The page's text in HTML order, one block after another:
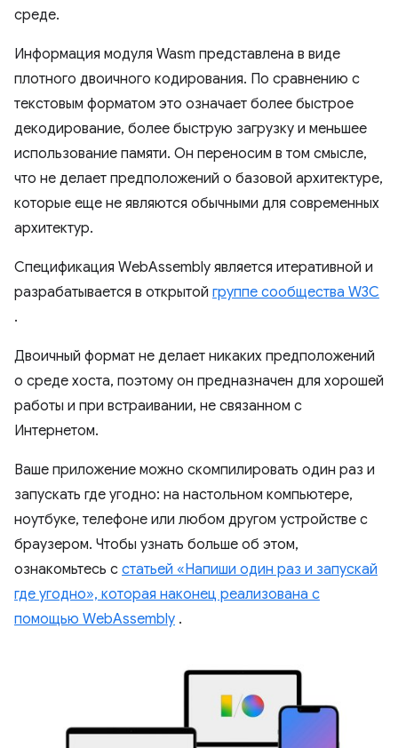
среде.
Информация модуля Wasm представлена ​​в виде
плотного двоичного кодирования. По сравнению с
текстовым форматом это означает более быстрое
декодирование, более быструю загрузку и меньшее
использование памяти. Он переносим в том смысле,
что не делает предположений о базовой архитектуре,
которые еще не являются обычными для современных
архитектур.
Спецификация WebAssembly является итеративной и
разрабатывается в открытой группе сообщества W3C
.
Двоичный формат не делает никаких предположений
о среде хоста, поэтому он предназначен для хорошей
работы и при встраивании, не связанном с
Интернетом.
Ваше приложение можно скомпилировать один раз и
запускать где угодно: на настольном компьютере,
ноутбуке, телефоне или любом другом устройстве с
браузером. Чтобы узнать больше об этом,
ознакомьтесь с статьей «Напиши один раз и запускай
где угодно», которая наконец реализована с
помощью WebAssembly .